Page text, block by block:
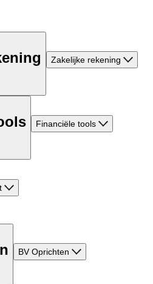
Zakelijke rekening
Financiële tools
BV Oprichten